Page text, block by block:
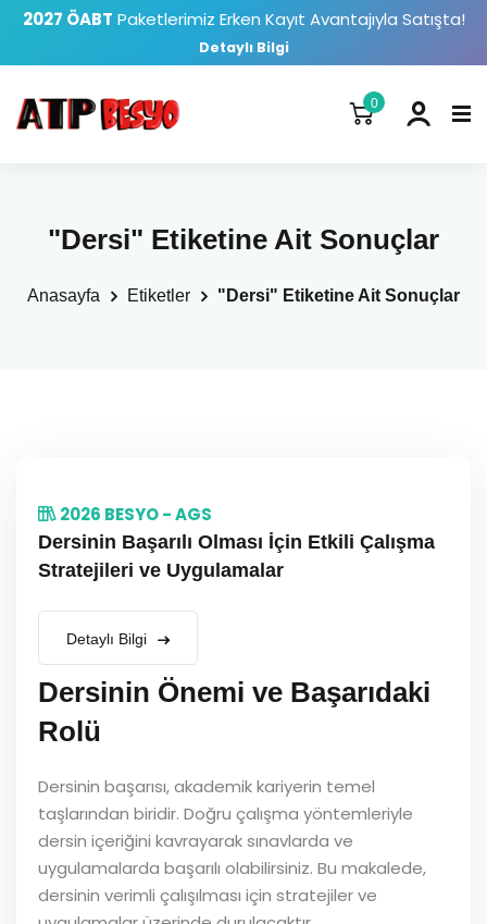
2027 ÖABT Paketlerimiz Erken Kayıt Avantajıyla Satışta!
Detaylı Bilgi
0
"Dersi" Etiketine Ait Sonuçlar
Anasayfa Etiketler "Dersi" Etiketine Ait Sonuçlar
2026 BESYO - AGS
Dersinin Başarılı Olması İçin Etkili Çalışma
Stratejileri ve Uygulamalar
Detaylı Bilgi
Dersinin Önemi ve Başarıdaki
Rolü
Dersinin başarısı, akademik kariyerin temel
taşlarından biridir. Doğru çalışma yöntemleriyle
dersin içeriğini kavrayarak sınavlarda ve
uygulamalarda başarılı olabilirsiniz. Bu makalede,
dersinin verimli çalışılması için stratejiler ve